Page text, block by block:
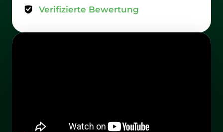
Verifizierte Bewertung